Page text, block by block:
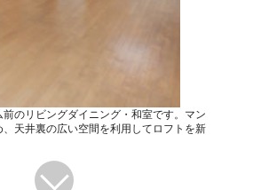
前のリビングダイニング・和室です。マン
天井裏の広い空間を利用してロフトを新